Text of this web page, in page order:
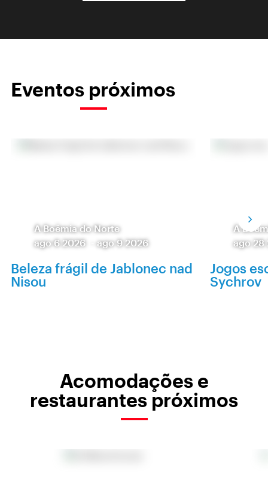
Eventos próximos
A Boêmia do Norte
ago 6 2026
-ago 9 2026
Beleza frágil de Jablonec nad
Nisou
A
ago 28
Jogos
Sychrov
Acomodações e
restaurantes próximos